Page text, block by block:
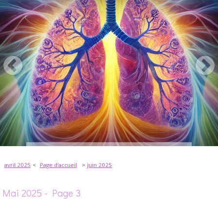
avril 2025 Page d'accueil juin 2025
Mai 2025 - Page 3